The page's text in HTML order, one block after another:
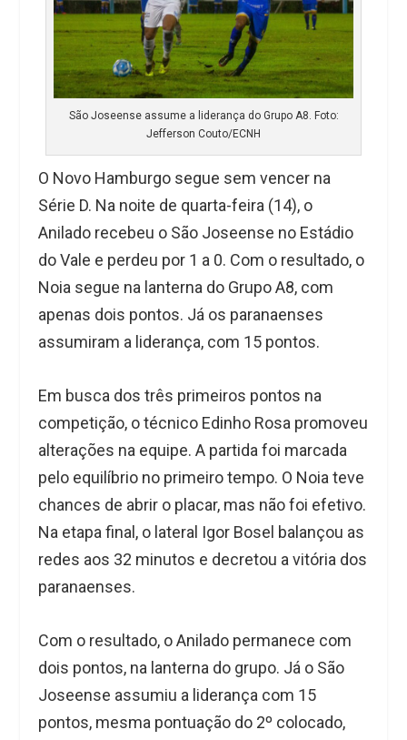
São Joseense assume a liderança do Grupo A8. Foto:
Jefferson Couto/ECNH
O Novo Hamburgo segue sem vencer na
Série D. Na noite de quarta-feira (14), o
Anilado recebeu o São Joseense no Estádio
do Vale e perdeu por 1 a 0. Com o resultado, o
Noia segue na lanterna do Grupo A8, com
apenas dois pontos. Já os paranaenses
assumiram a liderança, com 15 pontos.
Em busca dos três primeiros pontos na
competição, o técnico Edinho Rosa promoveu
alterações na equipe. A partida foi marcada
pelo equilíbrio no primeiro tempo. O Noia teve
chances de abrir o placar, mas não foi efetivo.
Na etapa final, o lateral Igor Bosel balançou as
redes aos 32 minutos e decretou a vitória dos
paranaenses.
Com o resultado, o Anilado permanece com
dois pontos, na lanterna do grupo. Já o São
Joseense assumiu a liderança com 15
pontos, mesma pontuação do 2º colocado,